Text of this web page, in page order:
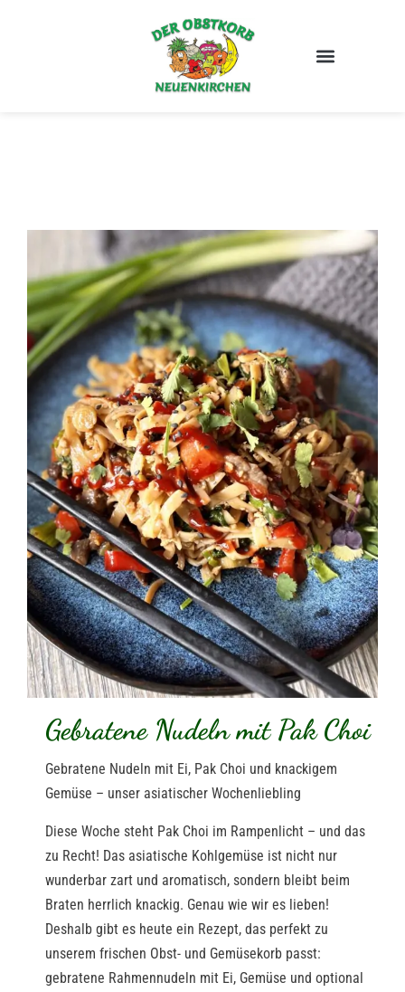
Gebratene Nudeln mit Pak Choi
Gebratene Nudeln mit Ei, Pak Choi und knackigem
Gemüse – unser asiatischer Wochenliebling
Diese Woche steht Pak Choi im Rampenlicht – und das
zu Recht! Das asiatische Kohlgemüse ist nicht nur
wunderbar zart und aromatisch, sondern bleibt beim
Braten herrlich knackig. Genau wie wir es lieben!
Deshalb gibt es heute ein Rezept, das perfekt zu
unserem frischen Obst- und Gemüsekorb passt:
gebratene Rahmennudeln mit Ei, Gemüse und optional